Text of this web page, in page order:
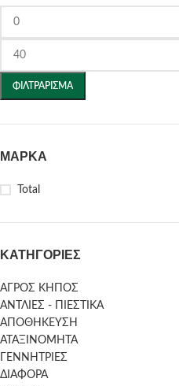
ΦΙΛΤΡΆΡΙΣΜΑ
ΜΆΡΚΑ
Total
ΚΑΤΗΓΟΡΊΕΣ
ΑΓΡΟΣ ΚΗΠΟΣ
ΑΝΤΛΙΕΣ - ΠΙΕΣΤΙΚΑ
ΑΠΟΘΗΚΕΥΣΗ
ΑΤΑΞΙΝΟΜΗΤΑ
ΓΕΝΝΗΤΡΙΕΣ
ΔΙΑΦΟΡΑ